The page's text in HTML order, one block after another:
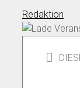
Redaktion